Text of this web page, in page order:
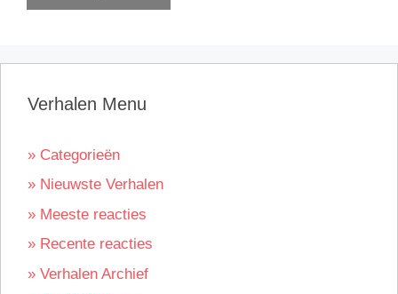
Verhalen Menu
» Categorieën
» Nieuwste Verhalen
» Meeste reacties
» Recente reacties
» Verhalen Archief